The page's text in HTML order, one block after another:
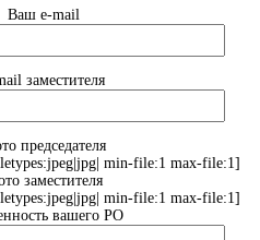
Ваш e-mail
заместителя
председателя
min-file:1 max-file:1]
заместителя
min-file:1 max-file:1]
вашего РО